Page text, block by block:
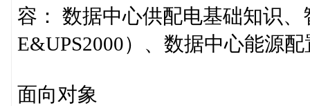
容： 数据中心供配电基础知识
E&UPS2000）、数据中心能源
面向对象